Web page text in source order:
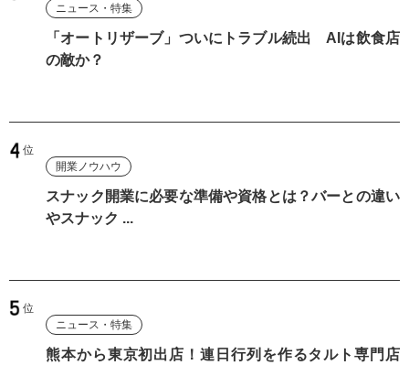
ニュース・特集
「オートリザーブ」ついにトラブル続出 AIは飲食店
の敵か？
開業ノウハウ
スナック開業に必要な準備や資格とは？バーとの違い
やスナック ...
ニュース・特集
熊本から東京初出店！連日行列を作るタルト専門店